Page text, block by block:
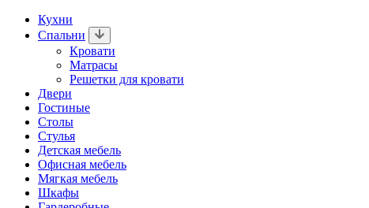
Кухни
Спальни
Кровати
Матрасы
Решетки для кровати
Двери
Гостиные
Столы
Стулья
Детская мебель
Офисная мебель
Мягкая мебель
Шкафы